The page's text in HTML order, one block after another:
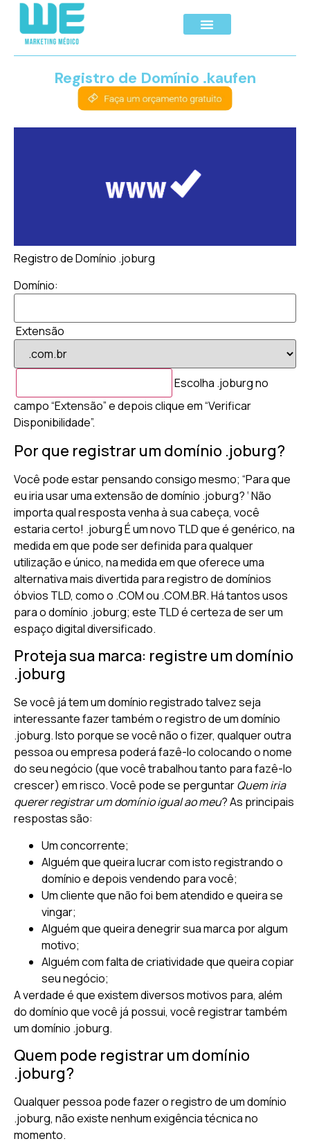
Registro de Domínio .kaufen
Registro de Domínio .joburg
Domínio:
Extensão
Escolha .joburg no
campo “Extensão” e depois clique em “Verificar
Disponibilidade”.
Por que registrar um domínio .joburg?
Você pode estar pensando consigo mesmo; “Para que
eu iria usar uma extensão de domínio .joburg? ‘ Não
importa qual resposta venha à sua cabeça, você
estaria certo! .joburg É um novo TLD que é genérico, na
medida em que pode ser definida para qualquer
utilização e único, na medida em que oferece uma
alternativa mais divertida para registro de domínios
óbvios TLD, como o .COM ou .COM.BR. Há tantos usos
para o domínio .joburg; este TLD é certeza de ser um
espaço digital diversificado.
Proteja sua marca: registre um domínio
.joburg
Se você já tem um domínio registrado talvez seja
interessante fazer também o registro de um domínio
.joburg. Isto porque se você não o fizer, qualquer outra
pessoa ou empresa poderá fazê-lo colocando o nome
do seu negócio (que você trabalhou tanto para fazê-lo
crescer) em risco. Você pode se perguntarQuem iria
querer registrar um domínio igual ao meu? As principais
respostas são:
Um concorrente;
Alguém que queira lucrar com isto registrando o
domínio e depois vendendo para você;
Um cliente que não foi bem atendido e queira se
vingar;
Alguém que queira denegrir sua marca por algum
motivo;
Alguém com falta de criatividade que queira copiar
seu negócio;
A verdade é que existem diversos motivos para, além
do domínio que você já possui, você registrar também
um domínio .joburg.
Quem pode registrar um domínio
.joburg?
Qualquer pessoa pode fazer o registro de um domínio
.joburg, não existe nenhum exigência técnica no
momento.